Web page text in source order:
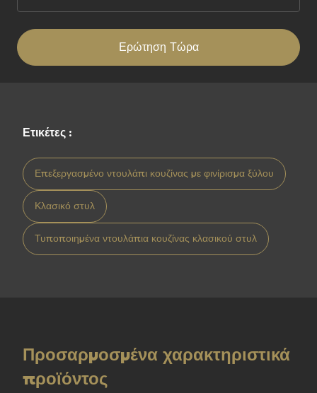
Ερώτηση Τώρα
Ετικέτες :
Επεξεργασμένο ντουλάπι κουζίνας με φινίρισμα ξύλου
Κλασικό στυλ
Τυποποιημένα ντουλάπια κουζίνας κλασικού στυλ
Προσαρμοσμένα χαρακτηριστικά
προϊόντος